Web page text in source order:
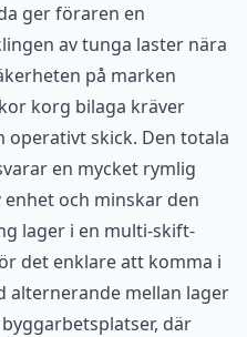
ger föraren en
av tunga laster nära
på marken
korg bilaga kräver
operativt skick. Den totala
en mycket rymlig
och minskar den
lager i en multi-skift-
det enklare att komma i
alternerande mellan lager
där